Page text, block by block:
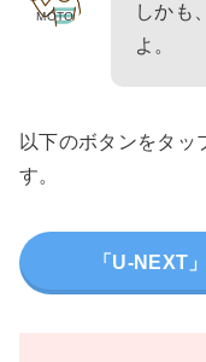
MOTO
しかも
よ。
以下のボタンをタッ
す。
「U-NEXT